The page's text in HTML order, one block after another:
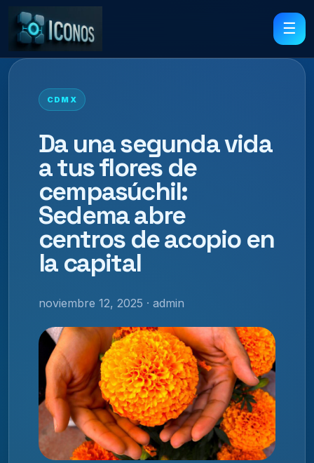
☰
CDMX
Da una segunda vida
a tus flores de
cempasúchil:
Sedema abre
centros de acopio en
la capital
noviembre 12, 2025 · admin